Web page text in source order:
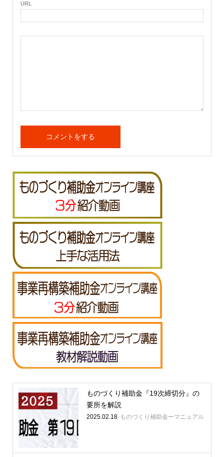
URL
ものづくり補助金『19次締切分』の
要所を解説
2025.02.18 ものづくり補助金ーマニュアル